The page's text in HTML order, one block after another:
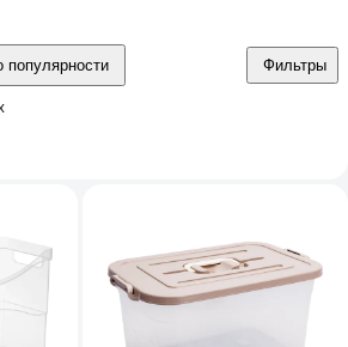
популярности Фильтры